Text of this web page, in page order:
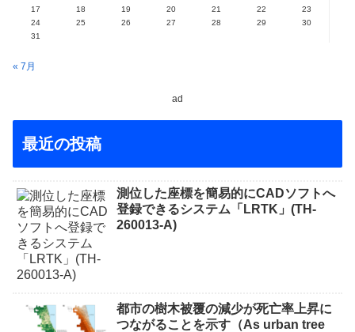
17
18 19 20 21 22
23
24
25 26 27 28 29
30
31
« 7月
ad
最近の投稿
測位した座標を簡易的にCADソフトへ
登録できるシステム「LRTK」(TH-
260013-A)
都市の樹木被覆の減少が死亡率上昇に
つながることを示す（As urban tree